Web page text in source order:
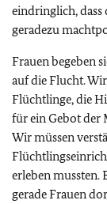
eindringlich, dass
geradezu
Frauen begeben
auf die Flucht.
Flüchtlinge, die
für ein Gebot der
Wir müssen
erleben mussten.
gerade Frauen